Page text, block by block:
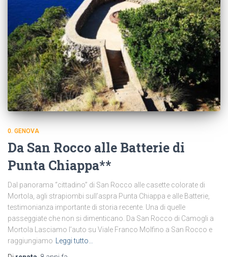
0. GENOVA
Da San Rocco alle Batterie di
Punta Chiappa**
Dal panorama “cittadino” di San Rocco alle casette colorate di
Mortola, agli strapiombi sull’aspra Punta Chiappa e alle Batterie,
testimonianza importante di storia recente. Una di quelle
passeggiate che non si dimenticano. Da San Rocco di Camogli a
Mortola Lasciamo l’auto su Viale Franco Molfino a San Rocco e
raggiungiamo
Leggi tutto…